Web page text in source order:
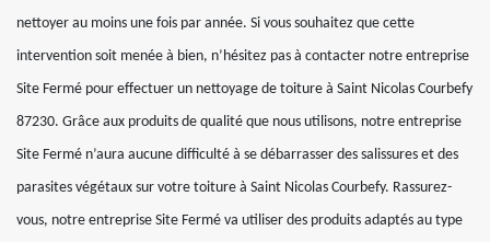
nettoyer au moins une fois par année. Si vous souhaitez que cette
intervention soit menée à bien, n’hésitez pas à contacter notre entreprise
Site Fermé pour effectuer un nettoyage de toiture à Saint Nicolas Courbefy
87230. Grâce aux produits de qualité que nous utilisons, notre entreprise
Site Fermé n’aura aucune difficulté à se débarrasser des salissures et des
parasites végétaux sur votre toiture à Saint Nicolas Courbefy. Rassurez-
vous, notre entreprise Site Fermé va utiliser des produits adaptés au type